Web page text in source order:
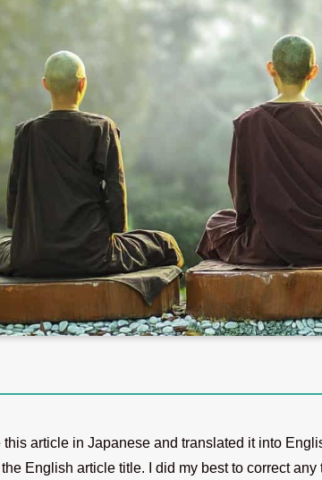
this article in Japanese and translated it into
English article title. I did my best to correct